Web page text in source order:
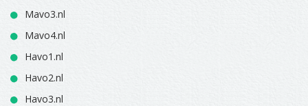
Mavo3.nl
Mavo4.nl
Havo1.nl
Havo2.nl
Havo3.nl